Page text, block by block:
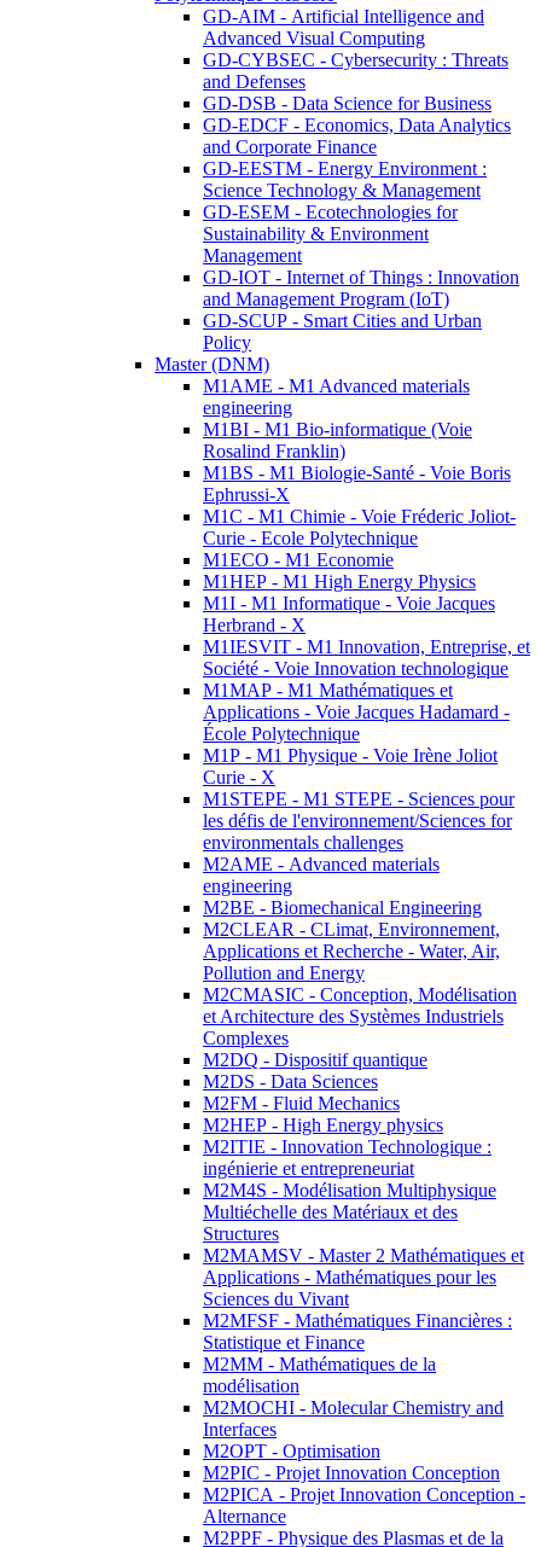
GD-AIM - Artificial Intelligence and
Advanced Visual Computing
GD-CYBSEC - Cybersecurity : Threats
and Defenses
GD-DSB - Data Science for Business
GD-EDCF - Economics, Data Analytics
and Corporate Finance
GD-EESTM - Energy Environment :
Science Technology & Management
GD-ESEM - Ecotechnologies for
Sustainability & Environment
Management
GD-IOT - Internet of Things : Innovation
and Management Program (IoT)
GD-SCUP - Smart Cities and Urban
Policy
Master (DNM)
M1AME - M1 Advanced materials
engineering
M1BI - M1 Bio-informatique (Voie
Rosalind Franklin)
M1BS - M1 Biologie-Santé - Voie Boris
Ephrussi-X
M1C - M1 Chimie - Voie Fréderic Joliot-
Curie - Ecole Polytechnique
M1ECO - M1 Economie
M1HEP - M1 High Energy Physics
M1I - M1 Informatique - Voie Jacques
Herbrand - X
M1IESVIT - M1 Innovation, Entreprise, et
Société - Voie Innovation technologique
M1MAP - M1 Mathématiques et
Applications - Voie Jacques Hadamard -
École Polytechnique
M1P - M1 Physique - Voie Irène Joliot
Curie - X
M1STEPE - M1 STEPE - Sciences pour
les défis de l'environnement/Sciences for
environmentals challenges
M2AME - Advanced materials
engineering
M2BE - Biomechanical Engineering
M2CLEAR - CLimat, Environnement,
Applications et Recherche - Water, Air,
Pollution and Energy
M2CMASIC - Conception, Modélisation
et Architecture des Systèmes Industriels
Complexes
M2DQ - Dispositif quantique
M2DS - Data Sciences
M2FM - Fluid Mechanics
M2HEP - High Energy physics
M2ITIE - Innovation Technologique :
ingénierie et entrepreneuriat
M2M4S - Modélisation Multiphysique
Multiéchelle des Matériaux et des
Structures
M2MAMSV - Master 2 Mathématiques et
Applications - Mathématiques pour les
Sciences du Vivant
M2MFSF - Mathématiques Financières :
Statistique et Finance
M2MM - Mathématiques de la
modélisation
M2MOCHI - Molecular Chemistry and
Interfaces
M2OPT - Optimisation
M2PIC - Projet Innovation Conception
M2PICA - Projet Innovation Conception -
Alternance
M2PPF - Physique des Plasmas et de la